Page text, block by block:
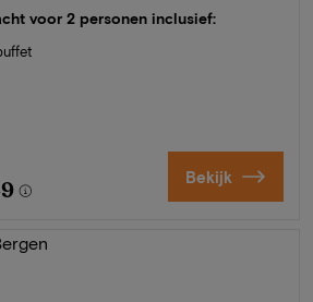
voor 2 personen inclusief:
Bekijk